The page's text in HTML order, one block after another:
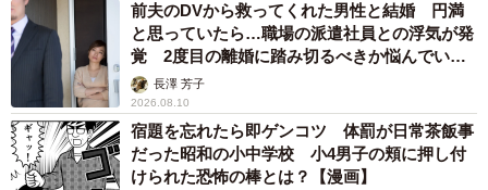
前夫のDVから救ってくれた男性と結婚 円満
と思っていたら…職場の派遣社員との浮気が発
覚 2度目の離婚に踏み切るべきか悩んでいま
す【夫婦関係修復カウンセラーが解説】
長澤 芳子
2026.08.10
宿題を忘れたら即ゲンコツ 体罰が日常茶飯事
だった昭和の小中学校 小4男子の頬に押し付
けられた恐怖の棒とは？【漫画】